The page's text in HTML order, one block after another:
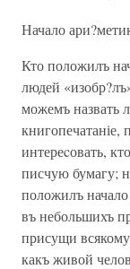
Начало
Кто положилъ
людей
можемъ назвать
интереcовать,
писчую бумагу;
положилъ
въ небольшихъ
присущи
какъ живой